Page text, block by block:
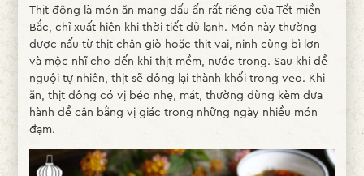
Thịt đông là món ăn mang dấu ấn rất riêng của Tết miền
Bắc, chỉ xuất hiện khi thời tiết đủ lạnh. Món này thường
được nấu từ thịt chân giò hoặc thịt vai, ninh cùng bì lợn
và mộc nhĩ cho đến khi thịt mềm, nước trong. Sau khi để
nguội tự nhiên, thịt sẽ đông lại thành khối trong veo. Khi
ăn, thịt đông có vị béo nhẹ, mát, thường dùng kèm dưa
hành để cân bằng vị giác trong những ngày nhiều món
đạm.